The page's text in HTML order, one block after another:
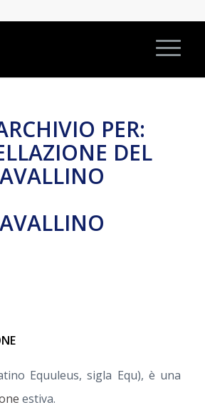
PER:
DEL
Equuleus, sigla Equ), è una
estiva.